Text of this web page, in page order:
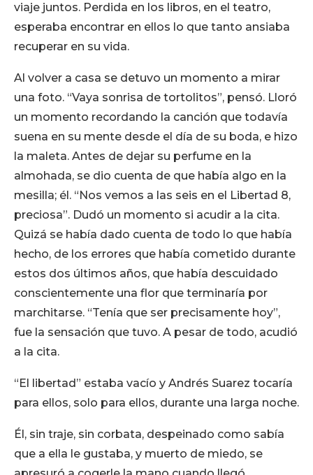
viaje juntos. Perdida en los libros, en el teatro,
esperaba encontrar en ellos lo que tanto ansiaba
recuperar en su vida.
Al volver a casa se detuvo un momento a mirar
una foto. “Vaya sonrisa de tortolitos”, pensó. Lloró
un momento recordando la canción que todavía
suena en su mente desde el día de su boda, e hizo
la maleta. Antes de dejar su perfume en la
almohada, se dio cuenta de que había algo en la
mesilla; él. “Nos vemos a las seis en el Libertad 8,
preciosa”. Dudó un momento si acudir a la cita.
Quizá se había dado cuenta de todo lo que había
hecho, de los errores que había cometido durante
estos dos últimos años, que había descuidado
conscientemente una flor que terminaría por
marchitarse. “Tenía que ser precisamente hoy”,
fue la sensación que tuvo. A pesar de todo, acudió
a la cita.
“El libertad” estaba vacío y Andrés Suarez tocaría
para ellos, solo para ellos, durante una larga noche.
Él, sin traje, sin corbata, despeinado como sabía
que a ella le gustaba, y muerto de miedo, se